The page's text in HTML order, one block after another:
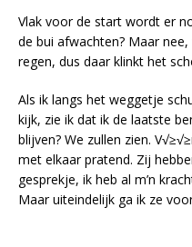
Vlak voor de start wordt er
de bui afwachten? Maar
regen, dus daar klinkt het
Als ik langs het weggetje
kijk, zie ik dat ik de laatste
blijven? We zullen zien.
met elkaar pratend. Zij
gesprekje, ik heb al m’n
Maar uiteindelijk ga ik ze